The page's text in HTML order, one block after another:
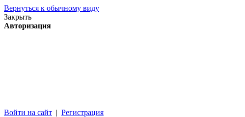
Вернуться к обычному виду
Закрыть
Авторизация
Войти на сайт | Регистрация